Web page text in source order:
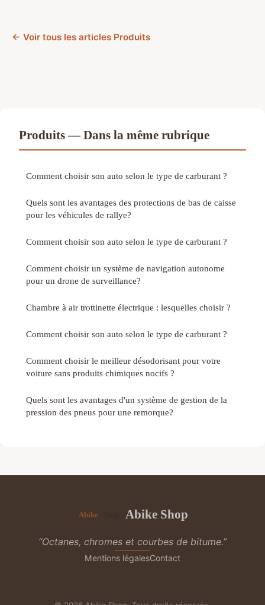
← Voir tous les articles Produits
Produits — Dans la même rubrique
Comment choisir son auto selon le type de carburant ?
Quels sont les avantages des protections de bas de caisse
pour les véhicules de rallye?
Comment choisir son auto selon le type de carburant ?
Comment choisir un système de navigation autonome
pour un drone de surveillance?
Chambre à air trottinette électrique : lesquelles choisir ?
Comment choisir son auto selon le type de carburant ?
Comment choisir le meilleur désodorisant pour votre
voiture sans produits chimiques nocifs ?
Quels sont les avantages d'un système de gestion de la
pression des pneus pour une remorque?
Abike Shop
“Octanes, chromes et courbes de bitume.”
Mentions légalesContact